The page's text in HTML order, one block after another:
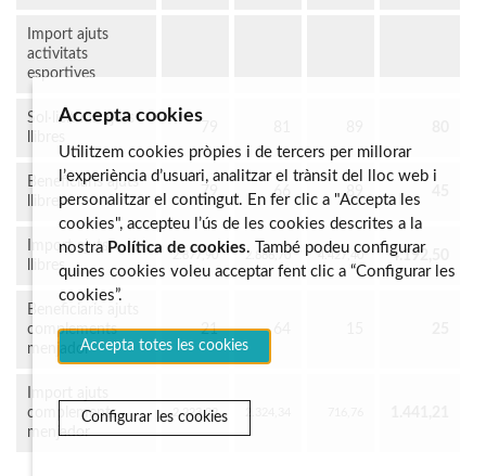
Import ajuts
activitats
esportives
Sol·licituds ajuts
Beneficiaris ajuts
llibres
79 66 89
Import ajuts
llibres
2.877,90 2.886,70 4.427,40 4.192,50
Beneficiaris ajuts
complements
menjador
21
complements
menjador
2.223,22
Accepta cookies
Utilitzem cookies pròpies i de tercers per millorar
l’experiència d’usuari, analitzar el trànsit del lloc web i
personalitzar el contingut. En fer clic a "Accepta les
cookies", accepteu l’ús de les cookies descrites a la
nostra Política de cookies. També podeu configurar
quines cookies voleu acceptar fent clic a “Configurar les
cookies”.
Accepta totes les cookies
Configurar les cookies